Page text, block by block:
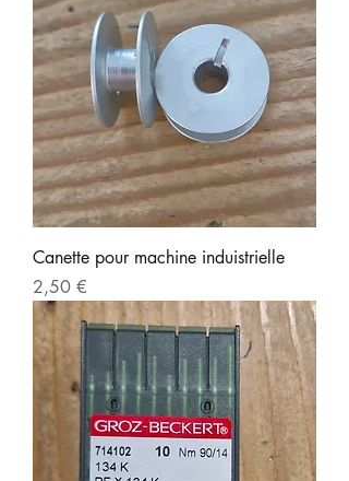
Canette pour machine induistrielle
Prix
2,50 €